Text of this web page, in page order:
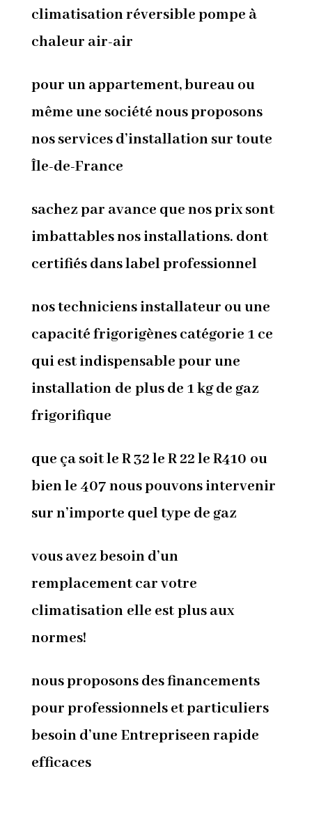
climatisation réversible pompe à
chaleur air-air
pour un appartement, bureau ou
même une société nous proposons
nos services d’installation sur toute
Île-de-France
sachez par avance que nos prix sont
imbattables nos installations. dont
certifiés dans label professionnel
nos techniciens installateur ou une
capacité frigorigènes catégorie 1 ce
qui est indispensable pour une
installation de plus de 1 kg de gaz
frigorifique
que ça soit le R 32 le R 22 le R410 ou
bien le 407 nous pouvons intervenir
sur n’importe quel type de gaz
vous avez besoin d’un
remplacement car votre
climatisationelle est plus aux
normes!
nous proposons des financements
pour professionnels et particuliers
besoin d’une Entrepriseen rapide
efficaces